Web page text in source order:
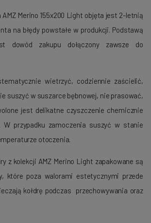
AMZ Merino 155x200 Light objęta jest 2-letnią
na błędy powstałe w produkcji. Podstawą
dowód zakupu dołączony zawsze do
wietrzyć, codziennie zaścielić,
suszyć w suszarce bębnowej, nie prasować,
jest delikatne czyszczenie chemicznie
W przypadku zamoczenia suszyć w stanie
otoczenia.
z kolekcji AMZ Merino Light zapakowane są
które poza walorami estetycznymi przede
kołdrę podczas przechowywania oraz